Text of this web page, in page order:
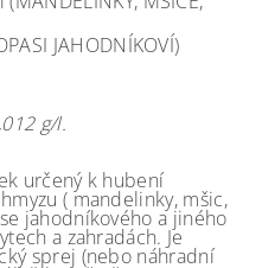
JAHODNÍKOVÍ)
g/l.
určený k hubení
( mandelinky, mšic,
jahodníkového a jiného
a zahradách. Je
sprej (nebo náhradní